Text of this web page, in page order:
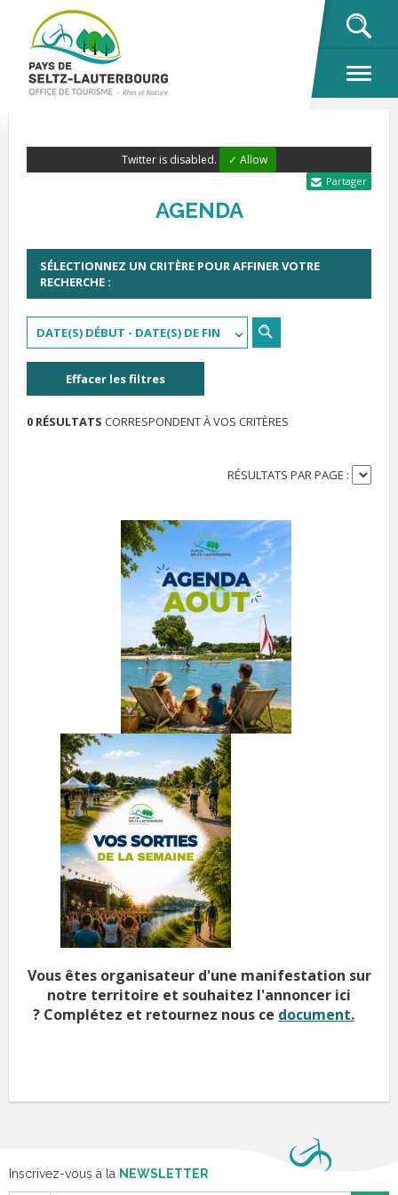
Twitter is disabled. ✓ Allow
Partager
AGENDA
SÉLECTIONNEZ UN CRITÈRE POUR AFFINER VOTRE
RECHERCHE :
DATE(S) DÉBUT - DATE(S) DE FIN
Effacer les filtres
0 RÉSULTATS CORRESPONDENT À VOS CRITÈRES
RÉSULTATS PAR PAGE :
Vous êtes organisateur d'une manifestation sur
notre territoire et souhaitez l'annoncer ici
? Complétez et retournez nous ce document.
Inscrivez-vous à la NEWSLETTER